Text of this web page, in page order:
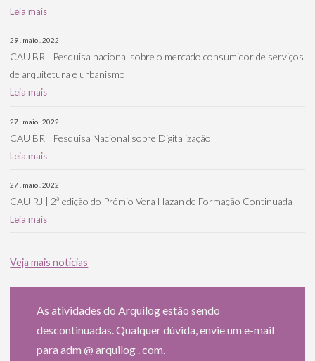
Leia mais
29 . maio . 2022
CAU BR | Pesquisa nacional sobre o mercado consumidor de serviços
de arquitetura e urbanismo
Leia mais
27 . maio . 2022
CAU BR | Pesquisa Nacional sobre Digitalização
Leia mais
27 . maio . 2022
CAU RJ | 2ª edição do Prêmio Vera Hazan de Formação Continuada
Leia mais
Veja mais notícias
As atividades do Arquilog estão sendo
descontinuadas. Qualquer dúvida, envie um e-mail
para adm @ arquilog . com.